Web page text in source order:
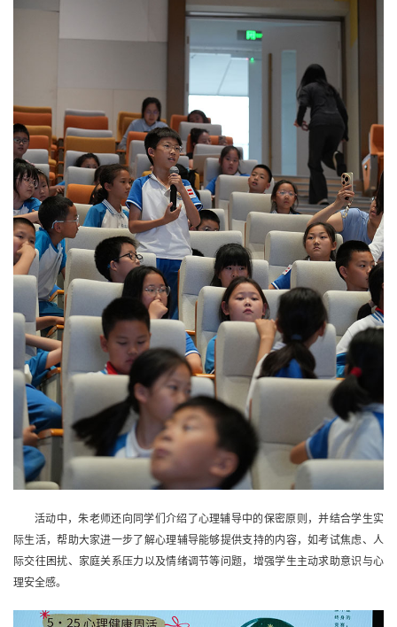
活动中，朱老师还向同学们介绍了心理辅导中的保密原则，并结合学生实
际生活，帮助大家进一步了解心理辅导能够提供支持的内容，如考试焦虑、人
际交往困扰、家庭关系压力以及情绪调节等问题，增强学生主动求助意识与心
理安全感。